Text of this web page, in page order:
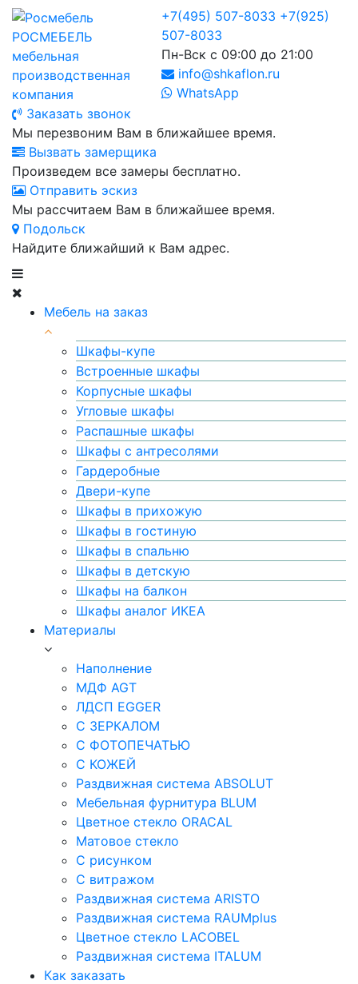
РОСМЕБЕЛЬ
мебельная
производственная
компания
+7(495) 507-8033 +7(925)
507-8033
Пн-Вск с 09:00 до 21:00
info@shkaflon.ru
WhatsApp
Заказать звонок
Мы перезвоним Вам в ближайшее время.
Вызвать замерщика
Произведем все замеры бесплатно.
Отправить эскиз
Мы рассчитаем Вам в ближайшее время.
Подольск
Найдите ближайший к Вам адрес.
Мебель на заказ
Шкафы-купе
Встроенные шкафы
Корпусные шкафы
Угловые шкафы
Распашные шкафы
Шкафы с антресолями
Гардеробные
Двери-купе
Шкафы в прихожую
Шкафы в гостиную
Шкафы в спальню
Шкафы в детскую
Шкафы на балкон
Шкафы аналог ИКЕА
Материалы
Наполнение
МДФ AGT
ЛДСП EGGER
С ЗЕРКАЛОМ
С ФОТОПЕЧАТЬЮ
С КОЖЕЙ
Раздвижная система ABSOLUT
Мебельная фурнитура BLUM
Цветное стекло ORACAL
Матовое стекло
C рисунком
C витражом
Раздвижная система ARISTO
Раздвижная система RAUMplus
Цветное стекло LACOBEL
Раздвижная система ITALUM
Как заказать